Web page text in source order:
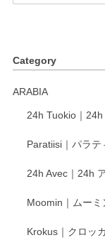
深さや大きさが
く、他の柄も何
く交換して下さい
がとうご
います
いたしま
Category
ARABIA
24h Tuokio｜24h
Paratiisi｜パラテ
24h Avec｜24h
Moomin｜ムーミ
Krokus｜クロッ